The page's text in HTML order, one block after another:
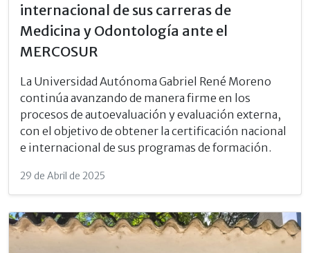
internacional de sus carreras de
Medicina y Odontología ante el
MERCOSUR
La Universidad Autónoma Gabriel René Moreno
continúa avanzando de manera firme en los
procesos de autoevaluación y evaluación externa,
con el objetivo de obtener la certificación nacional
e internacional de sus programas de formación.
29 de Abril de 2025